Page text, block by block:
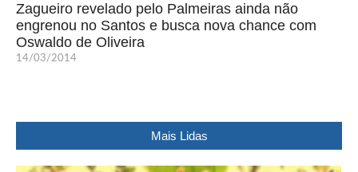
Zagueiro revelado pelo Palmeiras ainda não
engrenou no Santos e busca nova chance com
Oswaldo de Oliveira
14/03/2014
Mais Lidas